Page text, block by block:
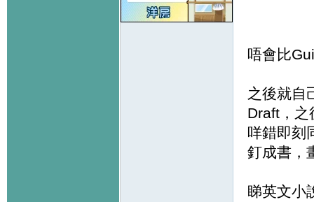
唔會比
之後就自
Draft，之
咩錯即刻
釘成書，
睇英文小